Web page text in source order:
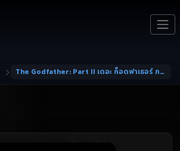
The Godfather: Part II เดอะ ก็อดฟาเธอร์ ภาค 2 พากย์ไทย HD